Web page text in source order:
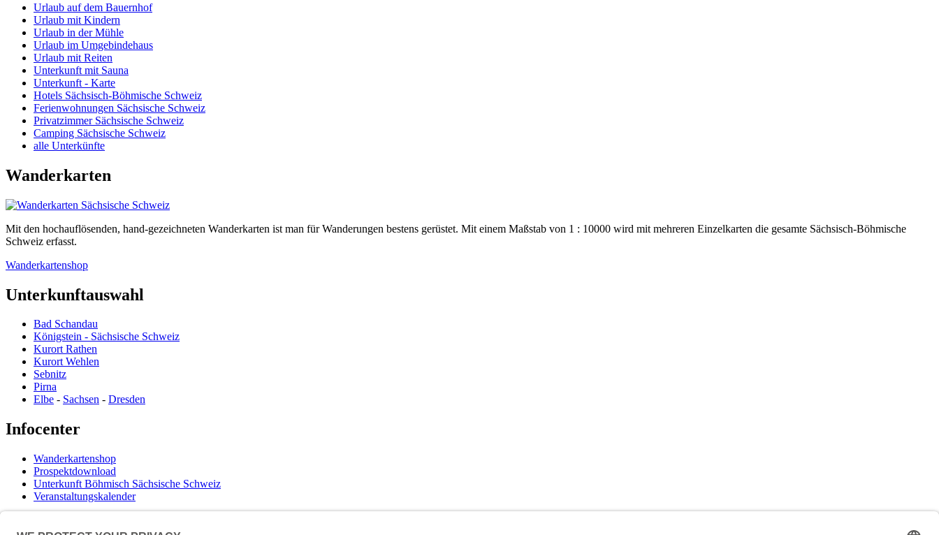
Urlaub auf dem Bauernhof
Urlaub mit Kindern
Urlaub in der Mühle
Urlaub im Umgebindehaus
Urlaub mit Reiten
Unterkunft mit Sauna
Unterkunft - Karte
Hotels Sächsisch-Böhmische Schweiz
Ferienwohnungen Sächsische Schweiz
Privatzimmer Sächsische Schweiz
Camping Sächsische Schweiz
alle Unterkünfte
Wanderkarten
Mit den hochauflösenden, hand-gezeichneten Wanderkarten ist man für Wanderungen bestens gerüstet. Mit einem Maßstab von 1 : 10000 wird mit mehreren Einzelkarten die gesamte Sächsisch-Böhmische
Schweiz erfasst.
Wanderkartenshop
Unterkunftauswahl
Bad Schandau
Königstein - Sächsische Schweiz
Kurort Rathen
Kurort Wehlen
Sebnitz
Pirna
Elbe - Sachsen - Dresden
Infocenter
Wanderkartenshop
Prospektdownload
Unterkunft Böhmisch Sächsische Schweiz
Veranstaltungskalender